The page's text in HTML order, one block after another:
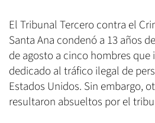
El Tribunal Tercero contra el
Santa Ana condenó a 13 años
de agosto a cinco hombres
dedicado al tráfico ilegal de
Estados Unidos. Sin embargo,
resultaron absueltos por el